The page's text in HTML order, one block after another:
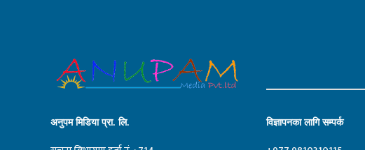
अनुपम मिडिया प्रा. लि. विज्ञापनका लागि सम्पर्क